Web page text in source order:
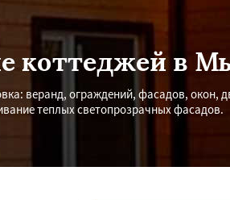
коттеджей в
веранд, ограждений, фасадов, окон,
теплых светопрозрачных фасадов.